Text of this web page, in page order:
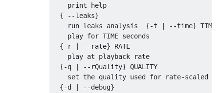
print help
{
--leaks}
    run leaks analysis
{-t --time} TIME
    play
for TIME seconds
{- r -- rate} RATE
    play at playback rate
{-q -- rQuality} QUALITY
set the quality used for rate-scaled
{-d --debug}